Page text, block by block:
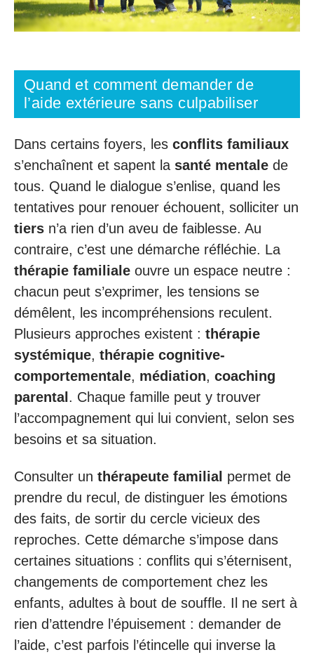
Quand et comment demander de
l’aide extérieure sans culpabiliser
Dans certains foyers, les conflits familiaux
s’enchaînent et sapent la santé mentale de
tous. Quand le dialogue s’enlise, quand les
tentatives pour renouer échouent, solliciter un
tiers n’a rien d’un aveu de faiblesse. Au
contraire, c’est une démarche réfléchie. La
thérapie familiale ouvre un espace neutre :
chacun peut s’exprimer, les tensions se
démêlent, les incompréhensions reculent.
Plusieurs approches existent : thérapie
systémique, thérapie cognitive-
comportementale, médiation, coaching
parental . Chaque famille peut y trouver
l’accompagnement qui lui convient, selon ses
besoins et sa situation.
Consulter un thérapeute familial permet de
prendre du recul, de distinguer les émotions
des faits, de sortir du cercle vicieux des
reproches. Cette démarche s’impose dans
certaines situations : conflits qui s’éternisent,
changements de comportement chez les
enfants, adultes à bout de souffle. Il ne sert à
rien d’attendre l’épuisement : demander de
l’aide, c’est parfois l’étincelle qui inverse la